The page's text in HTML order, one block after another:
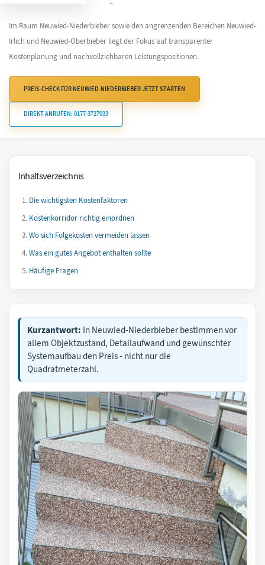
Im Raum Neuwied-Niederbieber sowie den angrenzenden Bereichen Neuwied-
Irlich und Neuwied-Oberbieber liegt der Fokus auf transparenter
Kostenplanung und nachvollziehbaren Leistungspositionen.
PREIS-CHECK FÜR NEUWIED-NIEDERBIEBER JETZT STARTEN
DIREKT ANRUFEN: 0177-3727033
Inhaltsverzeichnis
Die wichtigsten Kostenfaktoren
Kostenkorridor richtig einordnen
Wo sich Folgekosten vermeiden lassen
Was ein gutes Angebot enthalten sollte
Häufige Fragen
Kurzantwort: In Neuwied-Niederbieber bestimmen vor
allem Objektzustand, Detailaufwand und gewünschter
Systemaufbau den Preis - nicht nur die
Quadratmeterzahl.